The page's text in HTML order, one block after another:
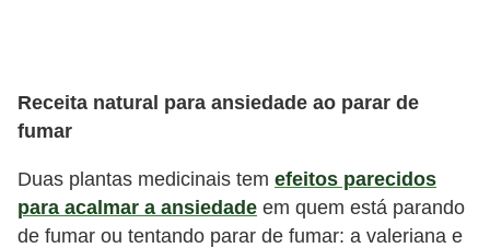
Receita natural para ansiedade ao parar de
fumar
Duas plantas medicinais tem efeitos parecidos
para acalmar a ansiedade em quem está parando
de fumar ou tentando parar de fumar: a valeriana e